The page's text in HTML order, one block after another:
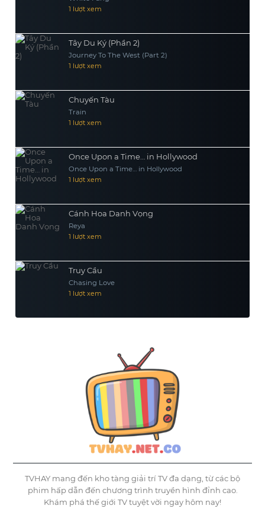
1 lượt xem
Tây Du Ký (Phần 2)
Journey To The West (Part 2)
1 lượt xem
Chuyến Tàu
Train
1 lượt xem
Once Upon a Time… in Hollywood
Once Upon a Time… in Hollywood
1 lượt xem
Cánh Hoa Danh Vọng
Reya
1 lượt xem
Truy Cầu
Chasing Love
1 lượt xem
TVHAY mang đến kho tàng giải trí TV đa dạng, từ các bộ
phim hấp dẫn đến chương trình truyền hình đỉnh cao.
Khám phá thế giới TV tuyệt vời ngay hôm nay!